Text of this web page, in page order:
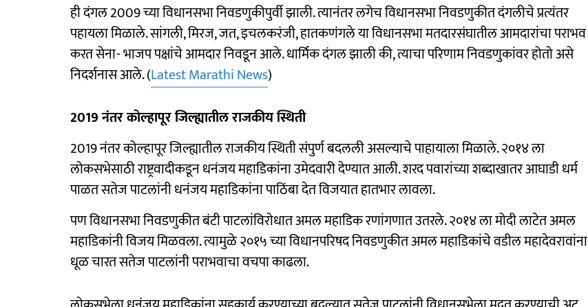
ही दंगल 2009 च्या विधानसभा निवडणुकीपुर्वी झाली. त्यानंतर लगेच विधानसभा निवडणुकीत दंगलीचे प्रत्यंतर
पहायला मिळाले. सांगली, मिरज, जत, इचलकरंजी, हातकणंगले या विधानसभा मतदारसंघातील आमदारांचा पराभव
करत सेना- भाजप पक्षांचे आमदार निवडून आले. धार्मिक दंगल झाली की, त्याचा परिणाम निवडणुकांवर होतो असे
निदर्शनास आले. (Latest Marathi News)
2019 नंतर कोल्हापूर जिल्ह्यातील राजकीय स्थिती
2019 नंतर कोल्हापूर जिल्ह्यातील राजकीय स्थिती संपुर्ण बदलली असल्याचे पाहायाला मिळाले. २०१४ ला
लोकसभेसाठी राष्ट्रवादीकडून धनंजय महाडिकांना उमेदवारी देण्यात आली. शरद पवारांच्या शब्दाखातर आघाडी धर्म
पाळत सतेज पाटलांनी धनंजय महाडिकांना पाठिंबा देत विजयात हातभार लावला.
पण विधानसभा निवडणुकीत बंटी पाटलांविरोधात अमल महाडिक रणांगणात उतरले. २०१४ ला मोदी लाटेत अमल
महाडिकांनी विजय मिळवला. त्यामुळे २०१५ च्या विधानपरिषद निवडणुकीत अमल महाडिकांचे वडील महादेवरावांना
धूळ चारत सतेज पाटलांनी पराभवाचा वचपा काढला.